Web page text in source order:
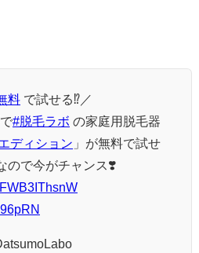
料 で試せる⁉️／
#脱毛ラボ の家庭用脱毛器
ディション 」が無料で試せ
ので今がチャンス❣️